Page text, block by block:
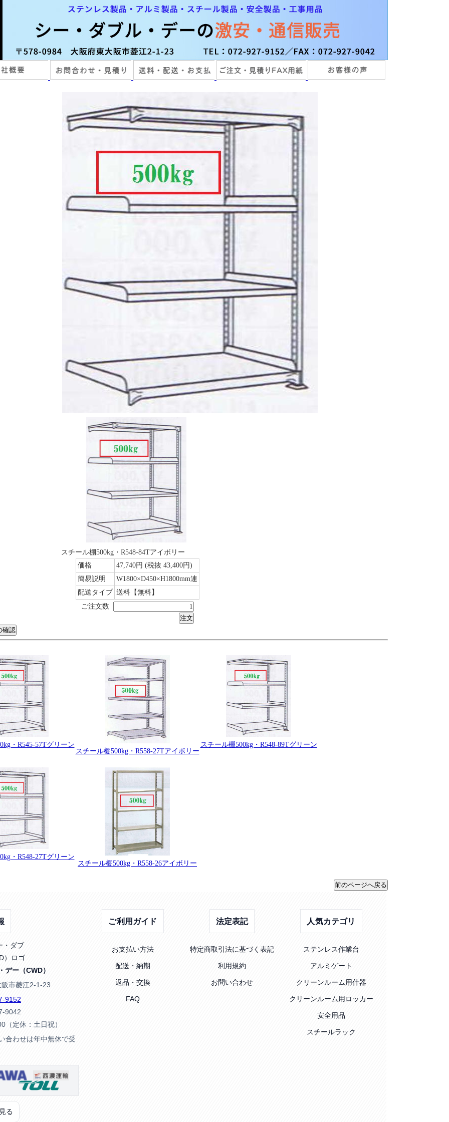
スチール棚500kg・R548-84Tアイボリー
価格
47,740円 (税抜 43,400円)
簡易説明
W1800×D450×H1800mm連
配送タイプ 送料【無料】
ご注文数
・R545-57Tグリーン
スチール棚500kg・R558-27Tアイボリー
スチール棚500kg・R548-89Tグリーン
・R548-27Tグリーン
スチール棚500kg・R558-26アイボリー
デー（CWD）
市菱江2-1-23
9152
9042
（定休：土日祝）
合わせは年中無休で受
る
ご利用ガイド
お支払い方法
配送・納期
返品・交換
FAQ
法定表記
特定商取引法に基づく表記
利用規約
お問い合わせ
人気カテゴリ
ステンレス作業台
アルミゲート
クリーンルーム用什器
クリーンルーム用ロッカー
安全用品
スチールラック